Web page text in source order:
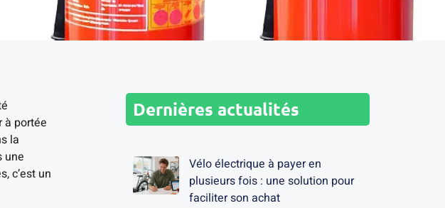
à portée
la
une
c’est un
Dernières actualités
Vélo électrique à payer en
plusieurs fois : une solution pour
faciliter son achat